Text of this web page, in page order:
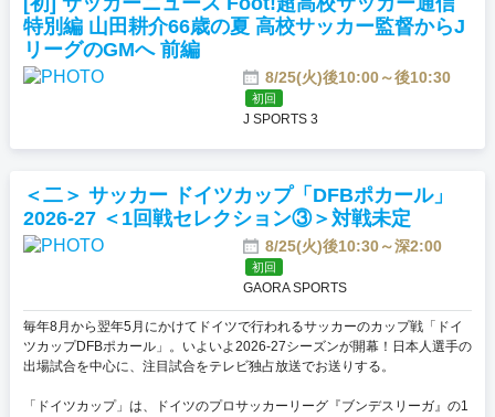
特別編 山田耕介66歳の夏 高校サッカー監督からJ
リーグのGMへ 前編
8/25(火)後10:00～後10:30
初回
J SPORTS 3
＜二＞ サッカー ドイツカップ「DFBポカール」
2026-27 ＜1回戦セレクション③＞対戦未定
8/25(火)後10:30～深2:00
初回
GAORA SPORTS
毎年8月から翌年5月にかけてドイツで行われるサッカーのカップ戦「ドイ
ツカップDFBポカール」。いよいよ2026-27シーズンが開幕！日本人選手の
出場試合を中心に、注目試合をテレビ独占放送でお送りする。
「ドイツカップ」は、ドイツのプロサッカーリーグ『ブンデスリーガ』の1